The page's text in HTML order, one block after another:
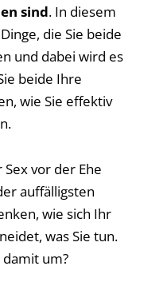
sind. In diesem
die Sie beide
und dabei wird es
beide Ihre
wie Sie effektiv
vor der Ehe
auffälligsten
wie sich Ihr
was Sie tun.
damit um?